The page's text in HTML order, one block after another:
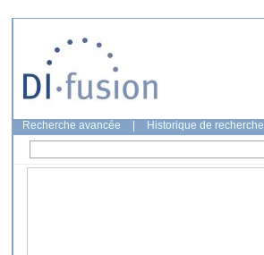
Recherche avancée Historique de recherche